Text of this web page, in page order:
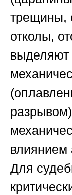
трещины,
отколы,
выделяют
влиянием
Для